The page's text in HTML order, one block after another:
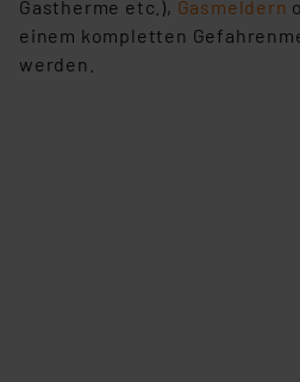
Gastherme etc.), Gasmeldern
einem kompletten
werden.